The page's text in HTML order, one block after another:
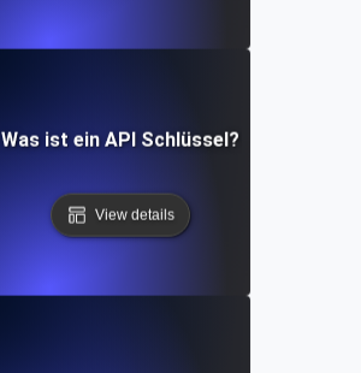
Was ist ein API Schlüssel?
View details